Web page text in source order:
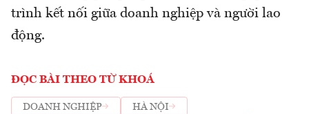
trình kết nối giữa doanh nghiệp và người lao
động.
ĐỌC BÀI THEO TỪ KHOÁ
DOANH NGHIỆP
HÀ NỘI